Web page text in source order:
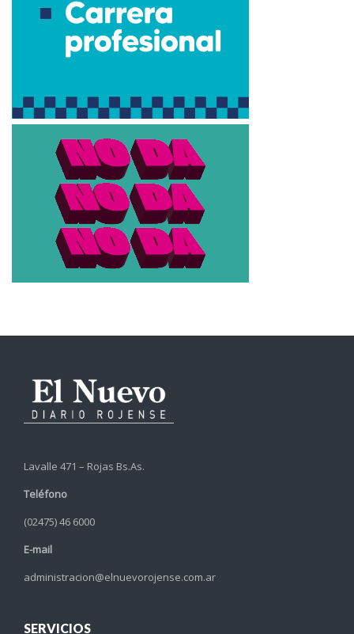
Lavalle 471 – Rojas Bs.As.
Teléfono
(02475) 46 6000
E-mail
administracion@elnuevorojense.com.ar
SERVICIOS